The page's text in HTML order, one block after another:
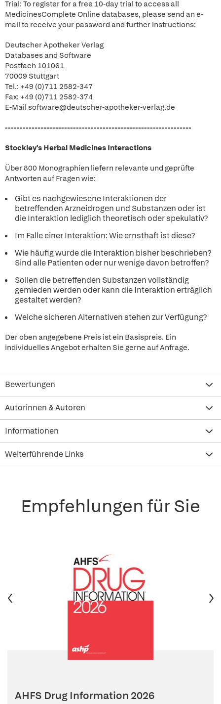
Trial: To register for a free 10-day trial to access all
MedicinesComplete Online databases, please send an e-
mail to receive your password and further instructions:
Deutscher Apotheker Verlag
Databases and Software
Postfach 101061
70009 Stuttgart
Tel.: +49 (0)711 2582-347
Fax: +49 (0)711 2582-374
E-Mail software@deutscher-apotheker-verlag.de
---------------------------------------------------------------
Stockley's Herbal Medicines Interactions
Über 800 Monographien liefern relevante und geprüfte
Antworten auf Fragen wie:
Gibt es nachgewiesene Interaktionen der
betreffenden Arzneidrogen und Substanzen oder ist
die Interaktion lediglich theoretisch oder spekulativ?
Im Falle einer Interaktion: Wie ernsthaft ist diese?
Wie häufig wurde die Interaktion bisher beschrieben?
Sind alle Patienten oder nur wenige davon betroffen?
Sollen die betreffenden Substanzen vollständig
gemieden werden oder kann die Interaktion erträglich
gestaltet werden?
Welche sicheren Alternativen stehen zur Verfügung?
Der oben angegebene Preis ist ein Basispreis. Ein
individuelles Angebot erhalten Sie gerne auf Anfrage.
Bewertungen
Autorinnen & Autoren
Informationen
Weiterführende Links
Empfehlungen für Sie
AHFS Drug Information 2026